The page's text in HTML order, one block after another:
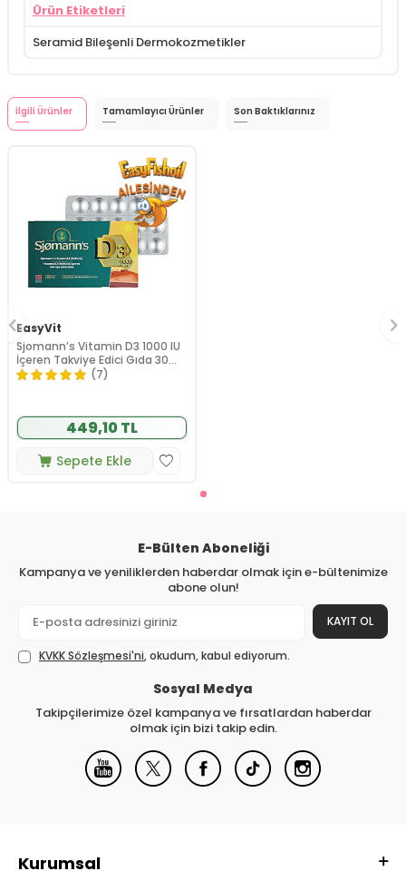
Ürün Etiketleri
Seramid Bileşenli Dermokozmetikler
İlgili Ürünler Tamamlayıcı Ürünler Son Baktıklarınız
EasyVit
Sjomann’s Vitamin D3 1000 IU
İçeren Takviye Edici Gıda 30
Adet Çiğnenebilir Jel Form
(7)
449,10 TL
Sepete Ekle
E-Bülten Aboneliği
Kampanya ve yeniliklerden haberdar olmak için e-bültenimize
abone olun!
KAYIT OL
KVKK Sözleşmesi'ni, okudum, kabul ediyorum.
Sosyal Medya
Takipçilerimize özel kampanya ve fırsatlardan haberdar
olmak için bizi takip edin.
Kurumsal